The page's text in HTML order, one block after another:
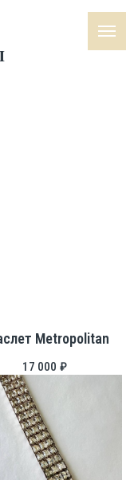
Metropolitan
17 000 ₽